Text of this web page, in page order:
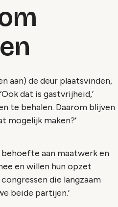
aan) de deur plaatsvinden,
dat is gastvrijheid,’
te behalen. Daarom blijven
mogelijk maken?’
behoefte aan maatwerk en
en willen hun opzet
die langzaam
beide partijen.’